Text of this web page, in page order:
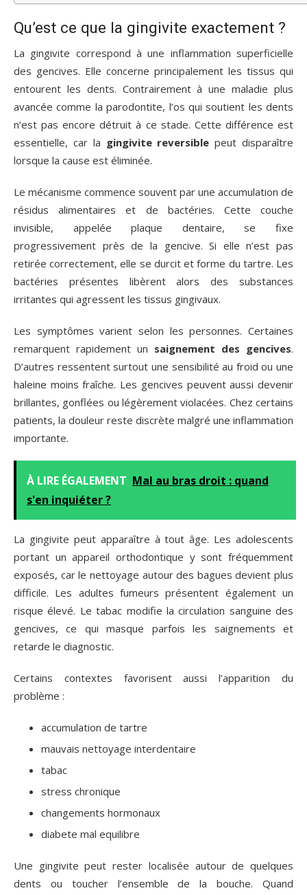
Qu’est ce que la gingivite exactement ?
La gingivite correspond à une inflammation superficielle
des gencives. Elle concerne principalement les tissus qui
entourent les dents. Contrairement à une maladie plus
avancée comme la parodontite, l’os qui soutient les dents
n’est pas encore détruit à ce stade. Cette différence est
essentielle, car la gingivite reversible peut disparaître
lorsque la cause est éliminée.
Le mécanisme commence souvent par une accumulation de
résidus alimentaires et de bactéries. Cette couche
invisible, appelée plaque dentaire, se fixe
progressivement près de la gencive. Si elle n’est pas
retirée correctement, elle se durcit et forme du tartre. Les
bactéries présentes libèrent alors des substances
irritantes qui agressent les tissus gingivaux.
Les symptômes varient selon les personnes. Certaines
remarquent rapidement un saignement des gencives.
D’autres ressentent surtout une sensibilité au froid ou une
haleine moins fraîche. Les gencives peuvent aussi devenir
brillantes, gonflées ou légèrement violacées. Chez certains
patients, la douleur reste discrète malgré une inflammation
importante.
À LIRE ÉGALEMENT Mal au bras droit : quand
s'en inquiéter ?
La gingivite peut apparaître à tout âge. Les adolescents
portant un appareil orthodontique y sont fréquemment
exposés, car le nettoyage autour des bagues devient plus
difficile. Les adultes fumeurs présentent également un
risque élevé. Le tabac modifie la circulation sanguine des
gencives, ce qui masque parfois les saignements et
retarde le diagnostic.
Certains contextes favorisent aussi l’apparition du
problème :
accumulation de tartre
mauvais nettoyage interdentaire
tabac
stress chronique
changements hormonaux
diabete mal equilibre
Une gingivite peut rester localisée autour de quelques
dents ou toucher l’ensemble de la bouche. Quand